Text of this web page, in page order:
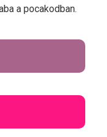
a pocakodban.